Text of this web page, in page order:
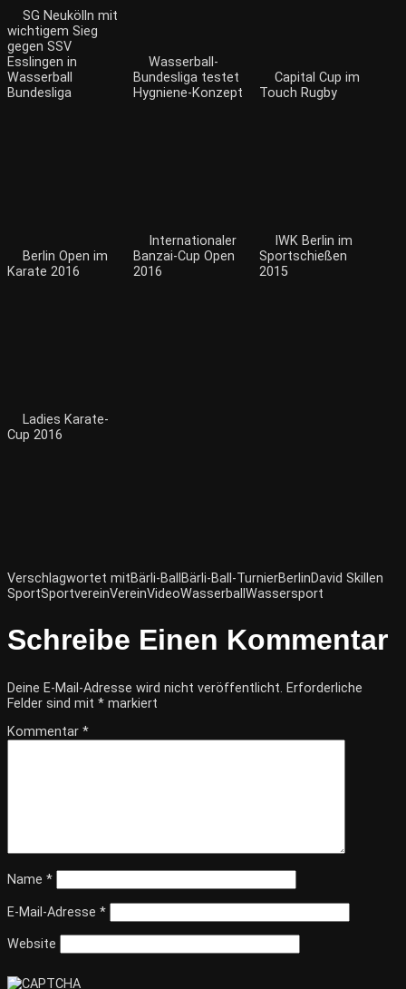
SG Neukölln mit
wichtigem Sieg
gegen SSV
Esslingen in
Wasserball
Bundesliga
Wasserball-
Bundesliga testet
Hygniene-Konzept
Capital Cup im
Touch Rugby
Berlin Open im
Karate 2016
Internationaler
Banzai-Cup Open
2016
IWK Berlin im
Sportschießen
2015
Ladies Karate-
Cup 2016
Verschlagwortet mitBärli-Ball Bärli-Ball-TurnierBerlinDavid Skillen
SportSportvereinVereinVideoWasserball Wassersport
Schreibe Einen Kommentar
Deine E-Mail-Adresse wird nicht veröffentlicht. Erforderliche
Felder sind mit * markiert
Kommentar *
Name *
E-Mail-Adresse *
Website